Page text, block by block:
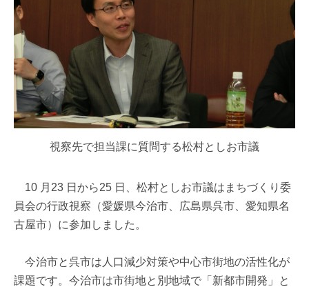
視察先で担当課に質問する松村としお市議
10 月23 日から25 日、松村としお市議はまちづくり委
員会の行政視察（愛媛県今治市、広島県呉市、愛知県名
古屋市）に参加しました。
今治市と呉市は人口減少対策や中心市街地の活性化が
課題です。今治市は市街地と別地域で「新都市開発」と